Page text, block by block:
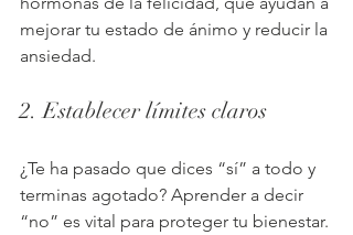
mejorar tu estado de ánimo y reducir la
ansiedad.
2. Establecer límites claros
¿Te ha pasado que dices “sí” a todo y
terminas agotado? Aprender a decir
“no” es vital para proteger tu bienestar.